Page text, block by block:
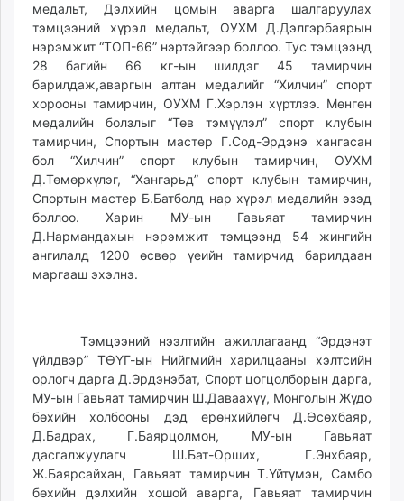
times.mn
tvmongolia.mn
mass.mn
unegui.mn
assa.mn
toim.mn
tac.mn
paparazzi.mn
unread.today
медальт, Дэлхийн цомын аварга шалгаруулах
тэмцээний хүрэл медальт, ОУХМ Д.Дэлгэрбаярын
нэрэмжит “ТОП-66” нэртэйгээр боллоо. Тус тэмцээнд
28 багийн 66 кг-ын шилдэг 45 тамирчин
барилдаж,аваргын алтан медалийг “Хилчин” спорт
хорооны тамирчин, ОУХМ Г.Хэрлэн хүртлээ. Мөнгөн
медалийн болзлыг “Төв тэмүүлэл” спорт клубын
тамирчин, Спортын мастер Г.Сод-Эрдэнэ хангасан
бол “Хилчин” спорт клубын тамирчин, ОУХМ
Д.Төмөрхүлэг, “Хангарьд” спорт клубын тамирчин,
Спортын мастер Б.Батболд нар хүрэл медалийн эзэд
боллоо. Харин МУ-ын Гавьяат тамирчин
Д.Нармандахын нэрэмжит тэмцээнд 54 жингийн
ангилалд 1200 өсвөр үеийн тамирчид барилдаан
маргааш эхэлнэ.
Тэмцээний нээлтийн ажиллагаанд “Эрдэнэт
үйлдвэр” ТӨҮГ-ын Нийгмийн харилцааны хэлтсийн
орлогч дарга Д.Эрдэнэбат, Спорт цогцолборын дарга,
МУ-ын Гавьяат тамирчин Ш.Даваахүү, Монголын Жүдо
бөхийн холбооны дэд ерөнхийлөгч Д.Өсөхбаяр,
Д.Бадрах, Г.Баярцолмон, МУ-ын Гавьяат
дасгалжуулагч Ш.Бат-Орших, Г.Энхбаяр,
Ж.Баярсайхан, Гавьяат тамирчин Т.Үйтүмэн, Самбо
бөхийн дэлхийн хошой аварга, Гавьяат тамирчин